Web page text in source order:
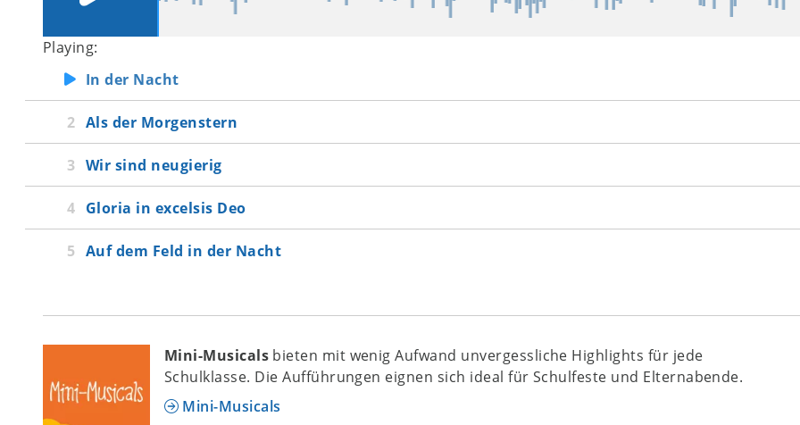
Playing:
In der Nacht
Als der Morgenstern
Wir sind neugierig
Gloria in excelsis Deo
Auf dem Feld in der Nacht
Mini-Musicals bieten mit wenig Aufwand unvergessliche Highlights für jede
Schulklasse. Die Aufführungen eignen sich ideal für Schulfeste und Elternabende.
Mini-Musicals